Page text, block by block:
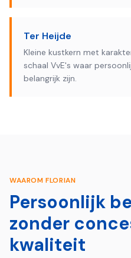
Ter Heijde
Kleine kustkern met
schaal VvE's waar
belangrijk zijn.
WAAROM FLORIAN
Persoonlijk
zonder
kwaliteit